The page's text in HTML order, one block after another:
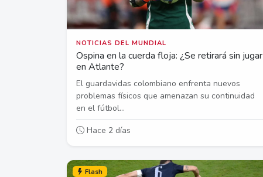
NOTICIAS DEL MUNDIAL
Ospina en la cuerda floja: ¿Se retirará sin jugar
en Atlante?
El guardavidas colombiano enfrenta nuevos
problemas físicos que amenazan su continuidad
en el fútbol...
Hace 2 días
Flash